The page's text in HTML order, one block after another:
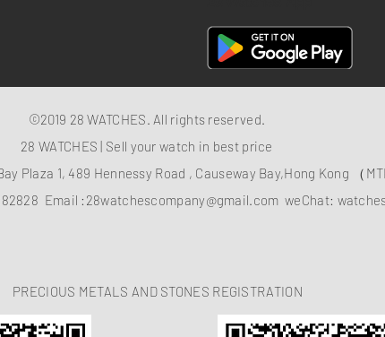
©2019 28 WATCHES. All rights reserved.
28 WATCHES | Sell your watch in best price
Plaza 1, 489 Hennessy Road , Causeway Bay,Hong Kong （
Email : 28watchescompany@gmail.com weChat:
PRECIOUS METALS AND STONES REGISTRATION